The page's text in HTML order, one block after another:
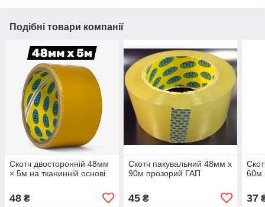
Подібні товари компанії
Скотч двосторонній 48мм
× 5м на тканинній основі
48 ₴
Скотч пакувальний 48мм x
90м прозорий ГАП
45₴
60м
37